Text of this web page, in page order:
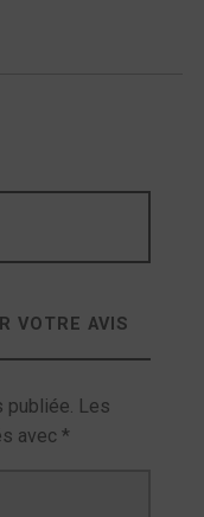
VOTRE AVIS
publiée. Les
avec *